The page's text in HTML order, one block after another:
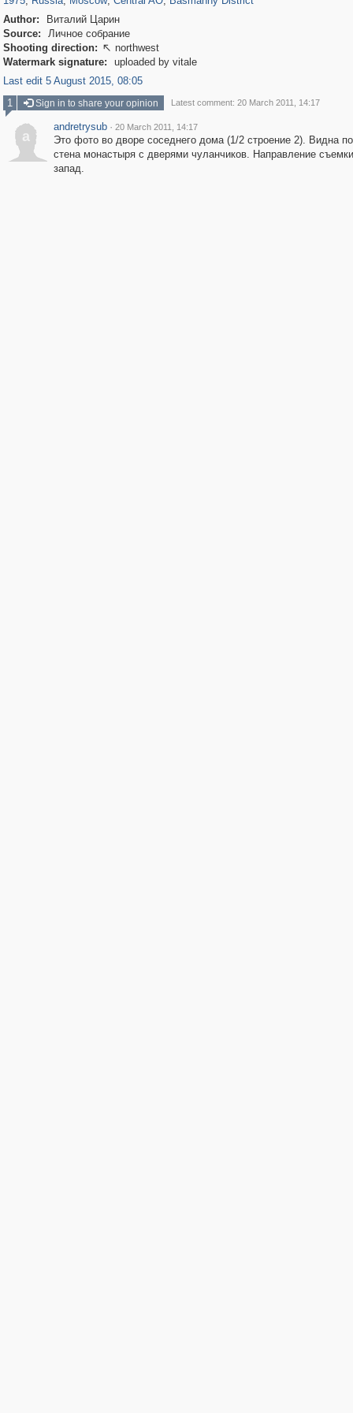
Author:
Виталий Царин
Source:
Личное собрание
Shooting direction:  northwest
Watermark signature:
uploaded by vitale
Last edit 5 August 2015, 08:05
1
Sign in to share your opinion Latest comment: 20 March 2011, 14:17
a
andretrysub · 20 March 2011, 14:17
Это фото во дворе соседнего дома (1/2 строение 2). Видна
стена монастыря с дверями чуланчиков. Направление
запад.